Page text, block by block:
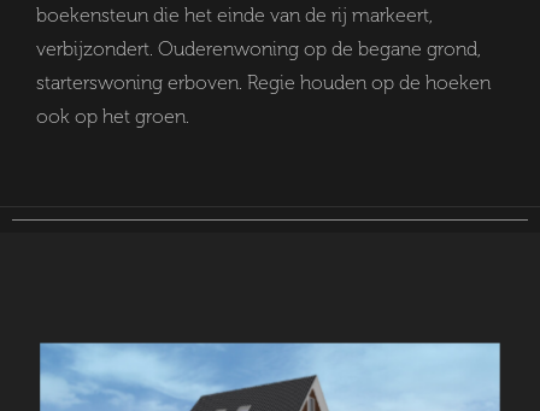
boekensteun die het einde van de rij markeert,
verbijzondert. Ouderenwoning op de begane grond,
starterswoning erboven. Regie houden op de hoeken
ook op het groen.